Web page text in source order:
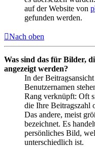
auf der Website von
gefunden werden.
Nach oben
Was sind das für Bilder,
angezeigt werden?
In der
Benutzernamen
Rang verknüpft: Oft
die Ihre Beitragszahl
Das andere, meist
bezeichnet. Es
persönliches Bild,
unterschiedlich ist.